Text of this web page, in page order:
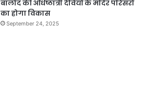
बालोद की अधिष्ठात्री देवियों के मंदिर परिसरों
का होगा विकास
September 24, 2025